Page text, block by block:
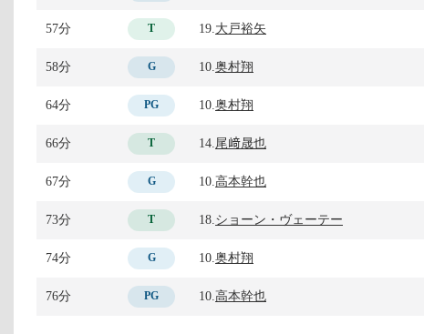
57分 T 19. 大戸裕矢
58分 G 10. 奥村翔
64分 PG 10. 奥村翔
66分 T 14. 尾﨑晟也
67分 G 10. 高本幹也
73分 T 18. ショーン・ヴェーテー
74分 G 10. 奥村翔
76分 PG 10. 高本幹也